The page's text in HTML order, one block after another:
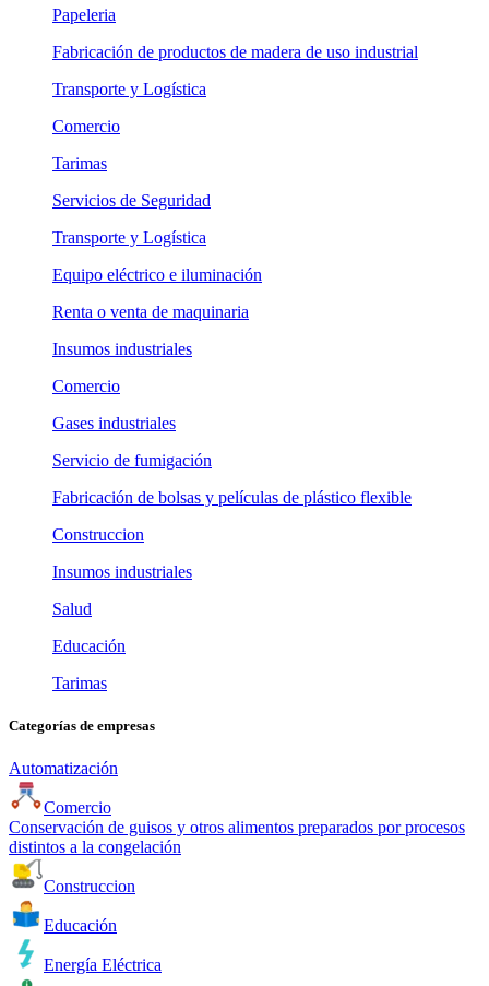
Papeleria
Fabricación de productos de madera de uso industrial
Transporte y Logística
Comercio
Tarimas
Servicios de Seguridad
Transporte y Logística
Equipo eléctrico e iluminación
Renta o venta de maquinaria
Insumos industriales
Comercio
Gases industriales
Servicio de fumigación
Fabricación de bolsas y películas de plástico flexible
Construccion
Insumos industriales
Salud
Educación
Tarimas
Categorías de empresas
Automatización
Comercio
Conservación de guisos y otros alimentos preparados por procesos
distintos a la congelación
Construccion
Educación
Energía Eléctrica